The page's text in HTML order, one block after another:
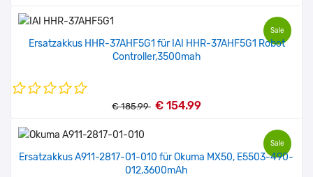
Sale
Ersatzakkus HHR-37AHF5G1 für IAI HHR-37AHF5G1 Robot
Controller,3500mah
€ 185.99 € 154.99
Sale
Ersatzakkus A911-2817-01-010 für Okuma MX50, E5503-490-
012,3600mAh